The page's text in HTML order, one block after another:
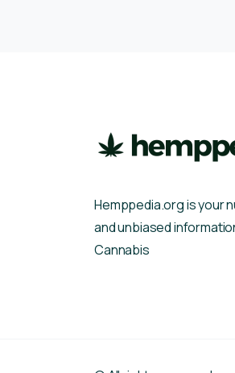
Hemppedia.org is your
and unbiased
Cannabis